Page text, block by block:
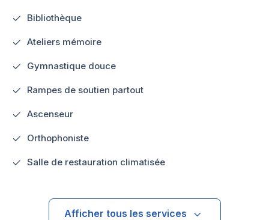
Bibliothèque
Ateliers mémoire
Gymnastique douce
Rampes de soutien partout
Ascenseur
Orthophoniste
Salle de restauration climatisée
Afficher tous les services